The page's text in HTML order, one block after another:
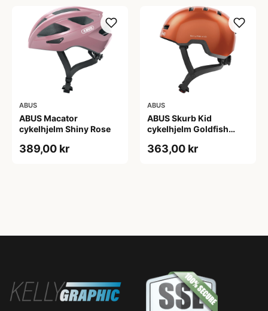
ABUS
ABUS Macator
cykelhjelm Shiny Rose
389,00 kr
ABUS
ABUS Skurb Kid
cykelhjelm Goldfish
45-50 cm)
363,00 kr